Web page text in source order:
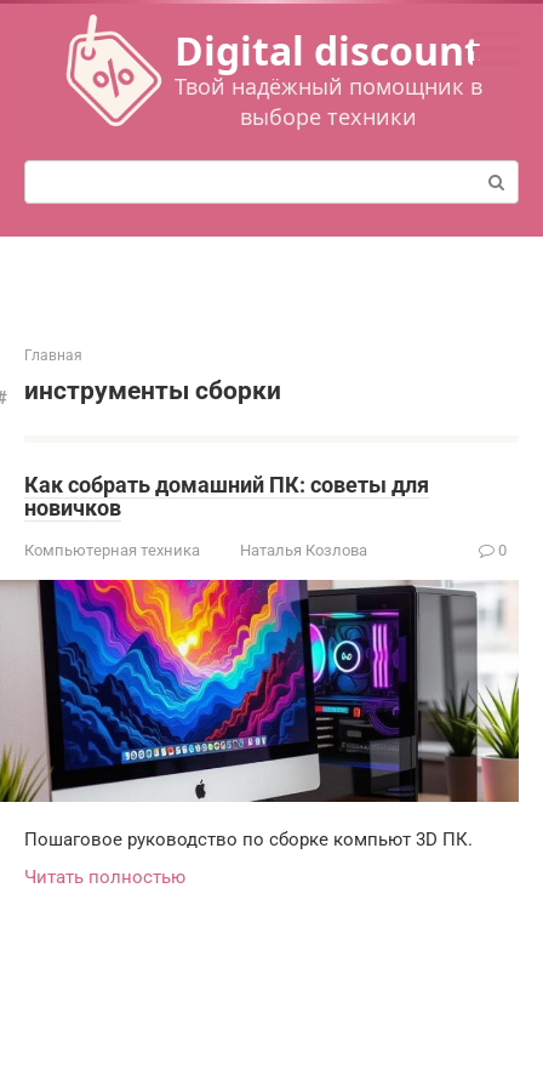
Перейти
контенту
Digital discount
Твой надёжный помощник в
выборе техники
Поиск:
Главная
инструменты сборки
Как собрать домашний ПК: советы для
новичков
Компьютерная техника Наталья Козлова 0
Пошаговое руководство по сборке компьют 3D ПК.
Читать полностью